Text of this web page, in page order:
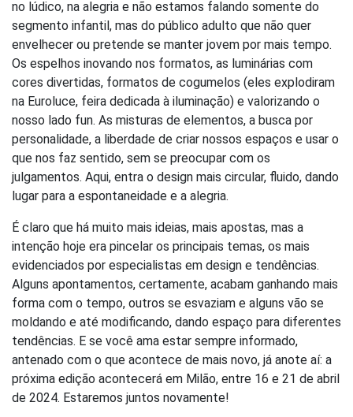
no lúdico, na alegria e não estamos falando somente do
segmento infantil, mas do público adulto que não quer
envelhecer ou pretende se manter jovem por mais tempo.
Os espelhos inovando nos formatos, as luminárias com
cores divertidas, formatos de cogumelos (eles explodiram
na Euroluce, feira dedicada à iluminação) e valorizando o
nosso lado fun. As misturas de elementos, a busca por
personalidade, a liberdade de criar nossos espaços e usar o
que nos faz sentido, sem se preocupar com os
julgamentos. Aqui, entra o design mais circular, fluido, dando
lugar para a espontaneidade e a alegria.
É claro que há muito mais ideias, mais apostas, mas a
intenção hoje era pincelar os principais temas, os mais
evidenciados por especialistas em design e tendências.
Alguns apontamentos, certamente, acabam ganhando mais
forma com o tempo, outros se esvaziam e alguns vão se
moldando e até modificando, dando espaço para diferentes
tendências. E se você ama estar sempre informado,
antenado com o que acontece de mais novo, já anote aí: a
próxima edição acontecerá em Milão, entre 16 e 21 de abril
de 2024. Estaremos juntos novamente!